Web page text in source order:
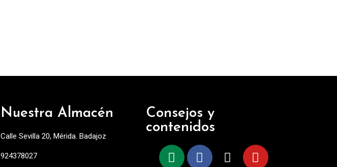
Nuestra Almacén
Calle Sevilla 20, Mérida. Badajoz
924378027
Consejos y
contenidos